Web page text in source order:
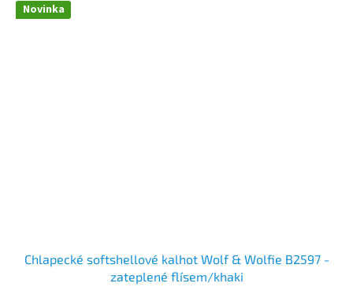
Novinka
Chlapecké softshellové kalhot Wolf & Wolfie B2597 -
zateplené flísem/khaki